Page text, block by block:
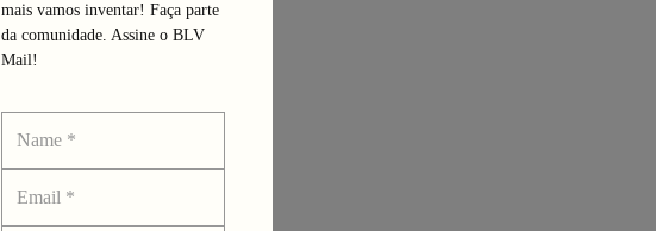
mais vamos inventar! Faça parte
da comunidade. Assine o BLV
Mail!